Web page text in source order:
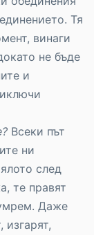
Тя
винаги
не бъде
и
Всеки път
ни
след
те правят
Даже
изгарят,